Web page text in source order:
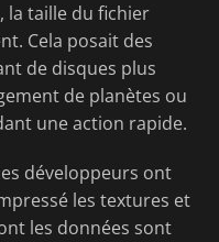
la taille du fichier
Cela posait des
de disques plus
de planètes ou
une action rapide.
développeurs ont
les textures et
les données sont